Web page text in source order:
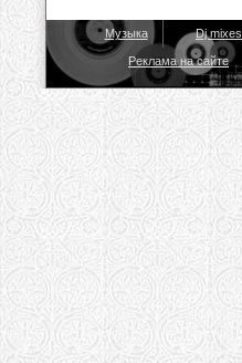
Музыка Dj mixes
Реклама на сайте